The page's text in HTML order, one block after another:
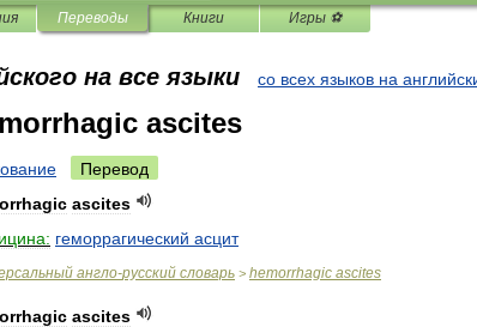
Переводы Книги Игры ⚽
на все языки со всех языков на
ascites
Перевод
ascites
геморрагический асцит
англо-русский словарь > hemorrhagic ascites
ascites